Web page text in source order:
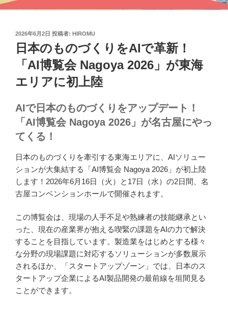
投
稿
日:
2026年6月2日 投稿者: HIROMU
日本のものづくりをAIで革新！
「AI博覧会 Nagoya 2026」が東海
エリアに初上陸
AIで日本のものづくりをアップデート！
「AI博覧会 Nagoya 2026」が名古屋にやっ
てくる！
日本のものづくりを牽引する東海エリアに、AIソリュー
ションが大集結する「AI博覧会 Nagoya 2026」が初上陸
します！2026年6月16日（火）と17日（水）の2日間、名
古屋コンベンションホールで開催されます。
この博覧会は、現場の人手不足や熟練者の技能継承とい
った、現在の産業界が抱える喫緊の課題をAIの力で解決
することを目指しています。製造業をはじめとする様々
な分野の現場課題に対応するソリューションが多数展示
されるほか、「スタートアップゾーン」では、日本のス
タートアップ企業によるAI製品開発の最前線を垣間見る
ことができます。